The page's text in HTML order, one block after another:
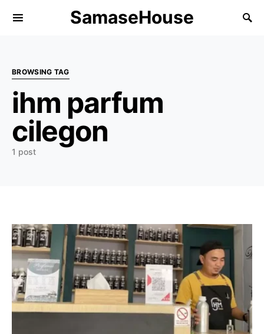
SamaseHouse
Search for:
BROWSING TAG
ihm parfum
cilegon
1 post